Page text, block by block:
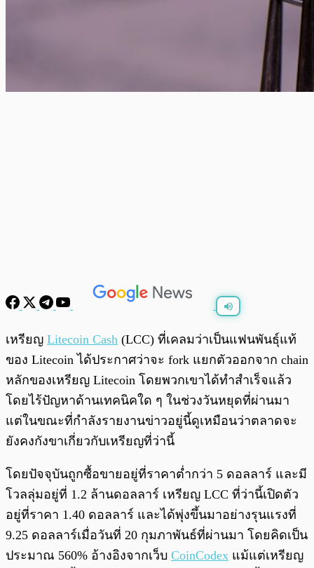
/ 0:00
เหรียญ Litecoin Cash (LCC) ที่เคลมว่าเป็นแฟนพันธุ์แท้
ของ Litecoin ได้ประกาศว่าจะ fork แยกตัวออกจาก chain
หลักของเหรียญ Litecoin โดยพวกเขาได้ทำสำเร็จแล้ว
โดยไร้ปัญหาด้านเทคนิคใด ๆ ในช่วงวันหยุดที่ผ่านมา
แต่ในขณะที่กำลังรายงานข่าวอยู่นี้ดูเหมือนว่าตลาดจะ
ยังคงกังขาเกี่ยวกับเหรียญที่ว่านี้
โดยปัจจุบันถูกซื้อขายอยู่ที่ราคาต่ำกว่า 5 ดอลลาร์ และมี
โวลลุ่มอยู่ที่ 1.2 ล้านดอลลาร์ เหรียญ LCC ที่ว่านี้เปิดตัว
อยู่ที่ราคา 1.40 ดอลลาร์ และได้พุ่งขึ้นมาอย่างรุนแรงที่
9.25 ดอลลาร์เมื่อวันที่ 20 กุมภาพันธ์ที่ผ่านมา โดยคิดเป็น
ประมาณ 560% อ้างอิงจากเว็บ CoinCodex แม้แต่เหรียญ